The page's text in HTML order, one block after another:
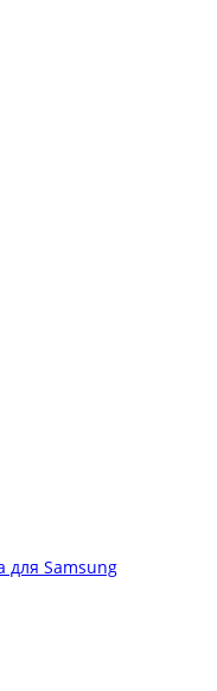
для Samsung